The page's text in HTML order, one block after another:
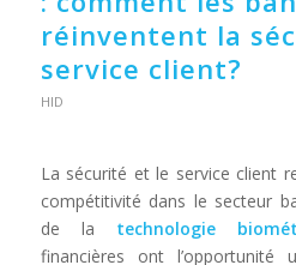
réinventent la
service client?
HID
La sécurité et le service client
compétitivité dans le secteur
de la technologie
financières ont l’opportunité